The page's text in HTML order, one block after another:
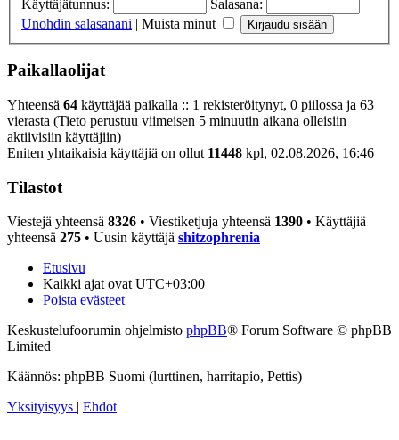
Käyttäjätunnus:
Salasana:
Unohdin salasanani | Muista minut
Paikallaolijat
Yhteensä 64 käyttäjää paikalla :: 1 rekisteröitynyt, 0 piilossa ja 63
vierasta (Tieto perustuu viimeisen 5 minuutin aikana olleisiin
aktiivisiin käyttäjiin)
Eniten yhtaikaisia käyttäjiä on ollut 11448 kpl, 02.08.2026, 16:46
Tilastot
Viestejä yhteensä 8326 • Viestiketjuja yhteensä 1390 • Käyttäjiä
yhteensä 275 • Uusin käyttäjä shitzophrenia
Etusivu
Kaikki ajat ovat UTC+03:00
Poista evästeet
Keskustelufoorumin ohjelmisto phpBB® Forum Software © phpBB
Limited
Käännös: phpBB Suomi (lurttinen, harritapio, Pettis)
Yksityisyys | Ehdot